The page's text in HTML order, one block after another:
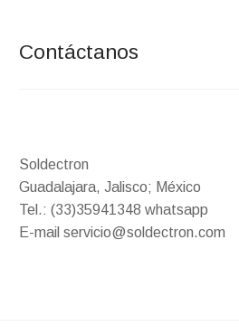
Contáctanos
Soldectron
Guadalajara, Jalisco; México
Tel.: (33)35941348 whatsapp
E-mail servicio@soldectron.com